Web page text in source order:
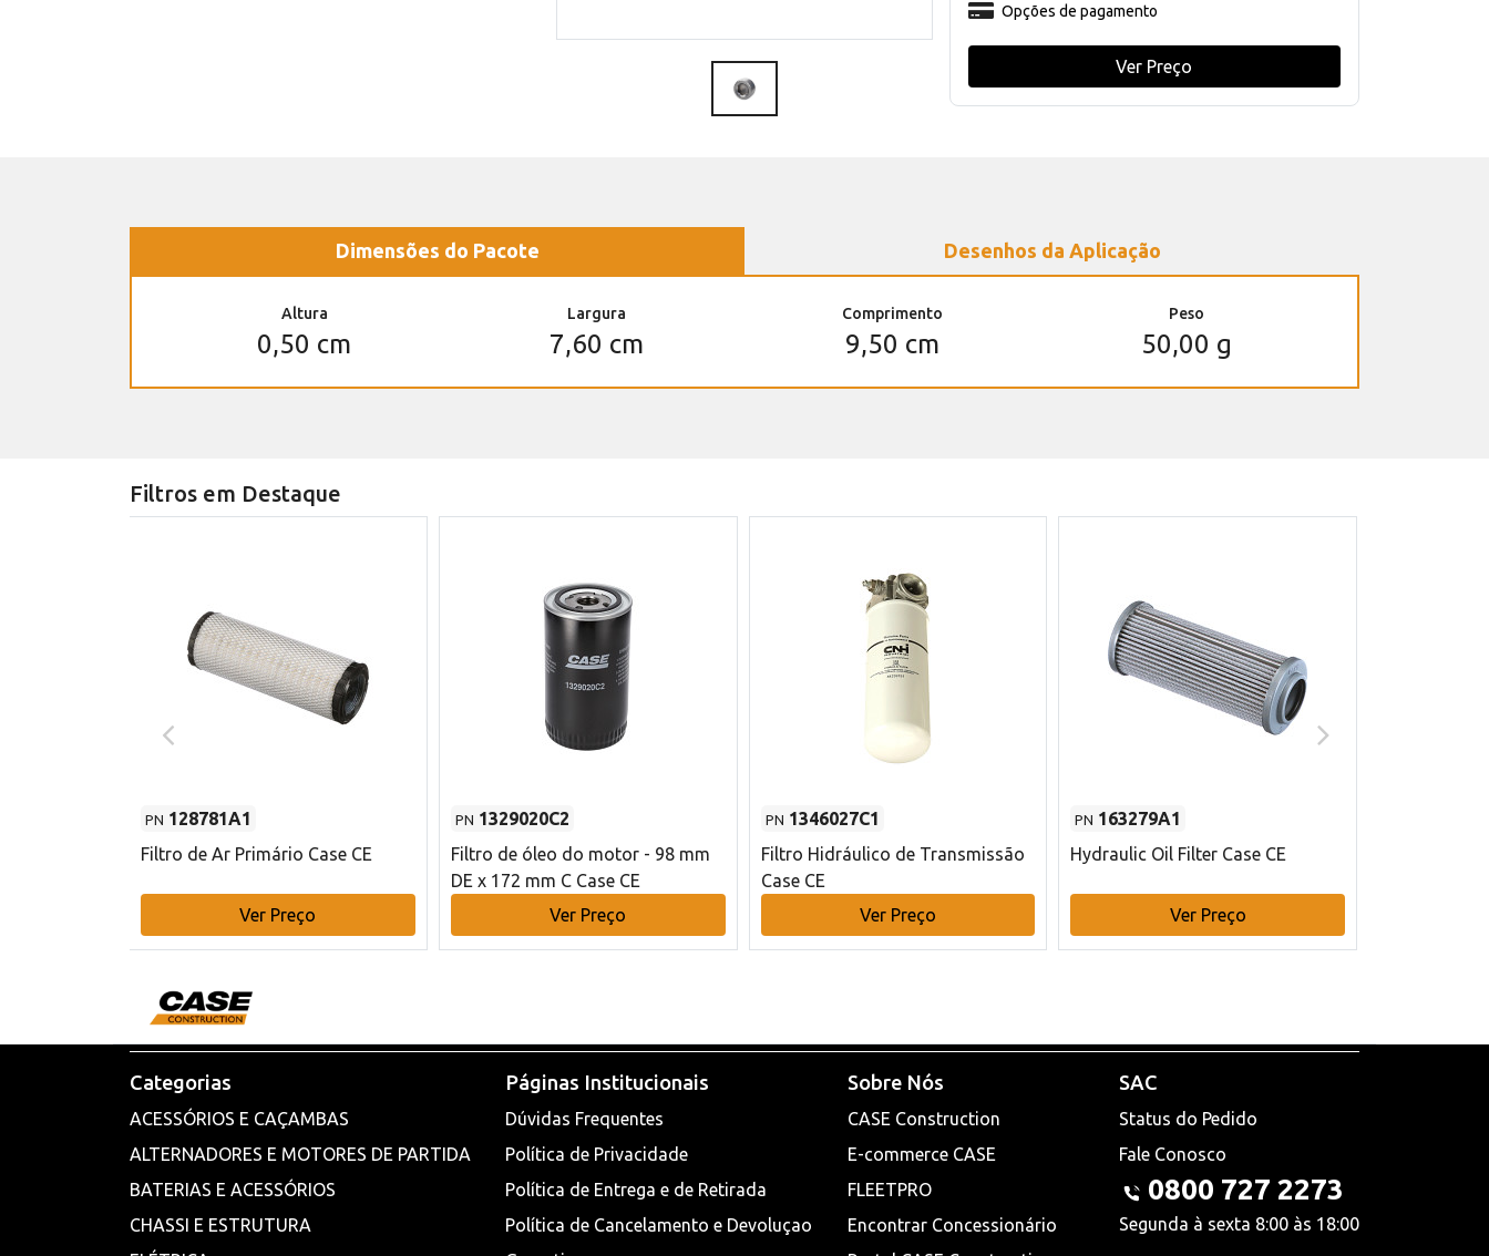
Opções de pagamento
Ver Preço
Dimensões do Pacote Desenhos da Aplicação
Altura
0,50 cm
Largura
7,60 cm
Comprimento
9,50 cm
Peso
50,00 g
Filtros em Destaque
PN 128781A1
Filtro de Ar Primário Case CE
Ver Preço
PN 1329020C2
Filtro de óleo do motor - 98 mm
DE x 172 mm C Case CE
Ver Preço
PN 1346027C1
Filtro Hidráulico de Transmissão
Case CE
Ver Preço
PN 163279A1
Hydraulic Oil Filter Case CE
Ver Preço
Categorias
ACESSÓRIOS E CAÇAMBAS
ALTERNADORES E MOTORES DE PARTIDA
BATERIAS E ACESSÓRIOS
CHASSI E ESTRUTURA
Páginas Institucionais
Dúvidas Frequentes
Política de Privacidade
Política de Entrega e de Retirada
Política de Cancelamento e Devoluçao
Sobre Nós
CASE Construction
E-commerce CASE
FLEETPRO
Encontrar Concessionário
SAC
Status do Pedido
Fale Conosco
0800 727 2273
Segunda à sexta 8:00 às 18:00